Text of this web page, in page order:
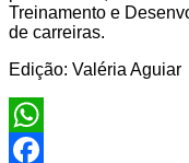
Treinamento e
de carreiras.
Edição: Valéria Aguiar
WhatsApp